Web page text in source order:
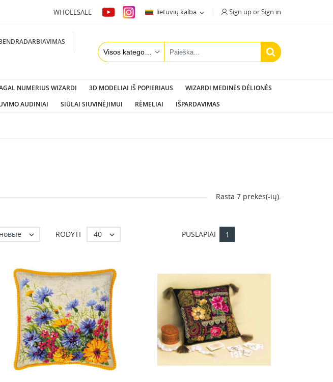
WHOLESALE lietuvių kalba  Sign up or Sign in
NUMERIUS WIZARDI 3D MODELIAI IŠ POPIERIAUS
WIZARDI MEDINĖS DĖLIONĖS
AUDINIAI SIŪLAI SIUVINĖJIMUI RĖMELIAI IŠPARDAVIMAS
Rasta 7 prekės(-ių).
 RODYTI 40  PUSLAPIAI 1